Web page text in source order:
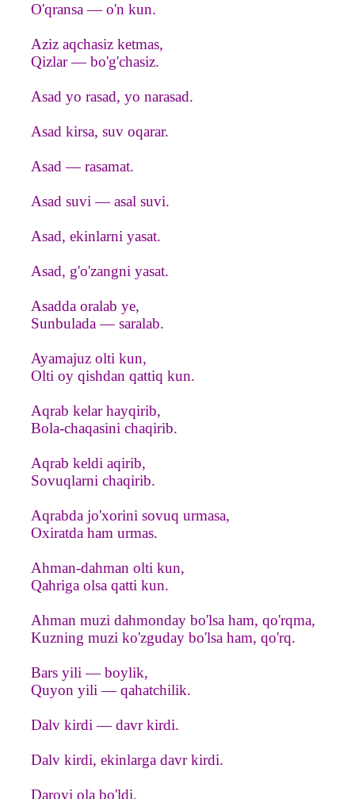
O'qransa — o'n kun.
Aziz aqchasiz ketmas,
Qizlar — bo'g'chasiz.
Asad yo rasad, yo narasad.
Asad kirsa, suv oqarar.
Asad — rasamat.
Asad suvi — asal suvi.
Asad, ekinlarni yasat.
Asad, g'o'zangni yasat.
Asadda oralab ye,
Sunbulada — saralab.
Ayamajuz olti kun,
Olti oy qishdan qattiq kun.
Aqrab kelar hayqirib,
Bola-chaqasini chaqirib.
Aqrab keldi aqirib,
Sovuqlarni chaqirib.
Aqrabda jo'xorini sovuq urmasa,
Oxiratda ham urmas.
Ahman-dahman olti kun,
Qahriga olsa qatti kun.
Ahman muzi dahmonday bo'lsa ham, qo'rqma,
Kuzning muzi ko'zguday bo'lsa ham, qo'rq.
Bars yili — boylik,
Quyon yili — qahatchilik.
Dalv kirdi — davr kirdi.
Dalv kirdi, ekinlarga davr kirdi.
Daroyi ola bo'ldi,